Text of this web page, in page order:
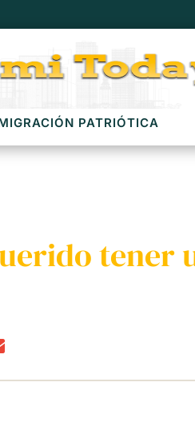
PATRIÓTICA
tener